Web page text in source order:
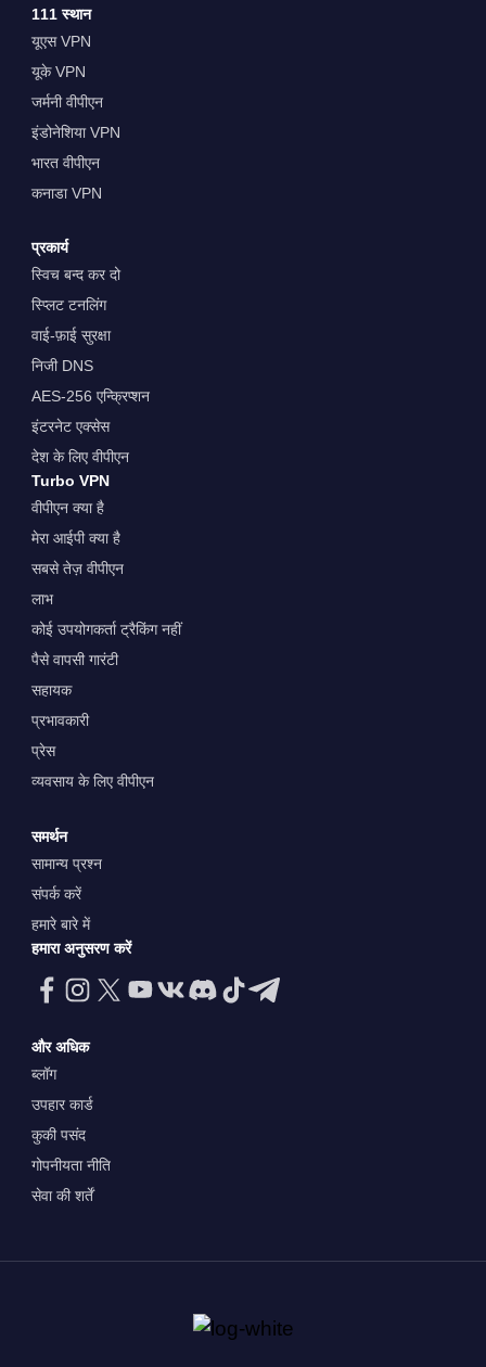
111 स्थान
यूएस VPN
यूके VPN
जर्मनी वीपीएन
इंडोनेशिया VPN
भारत वीपीएन
कनाडा VPN
प्रकार्य
स्विच बन्द कर दो
स्प्लिट टनलिंग
वाई-फ़ाई सुरक्षा
निजी DNS
AES-256 एन्क्रिप्शन
इंटरनेट एक्सेस
देश के लिए वीपीएन
Turbo VPN
वीपीएन क्या है
मेरा आईपी क्या है
सबसे तेज़ वीपीएन
लाभ
कोई उपयोगकर्ता ट्रैकिंग नहीं
पैसे वापसी गारंटी
सहायक
प्रभावकारी
प्रेस
व्यवसाय के लिए वीपीएन
समर्थन
सामान्य प्रश्न
संपर्क करें
हमारे बारे में
हमारा अनुसरण करें
और अधिक
ब्लॉग
उपहार कार्ड
कुकी पसंद
गोपनीयता नीति
सेवा की शर्तें